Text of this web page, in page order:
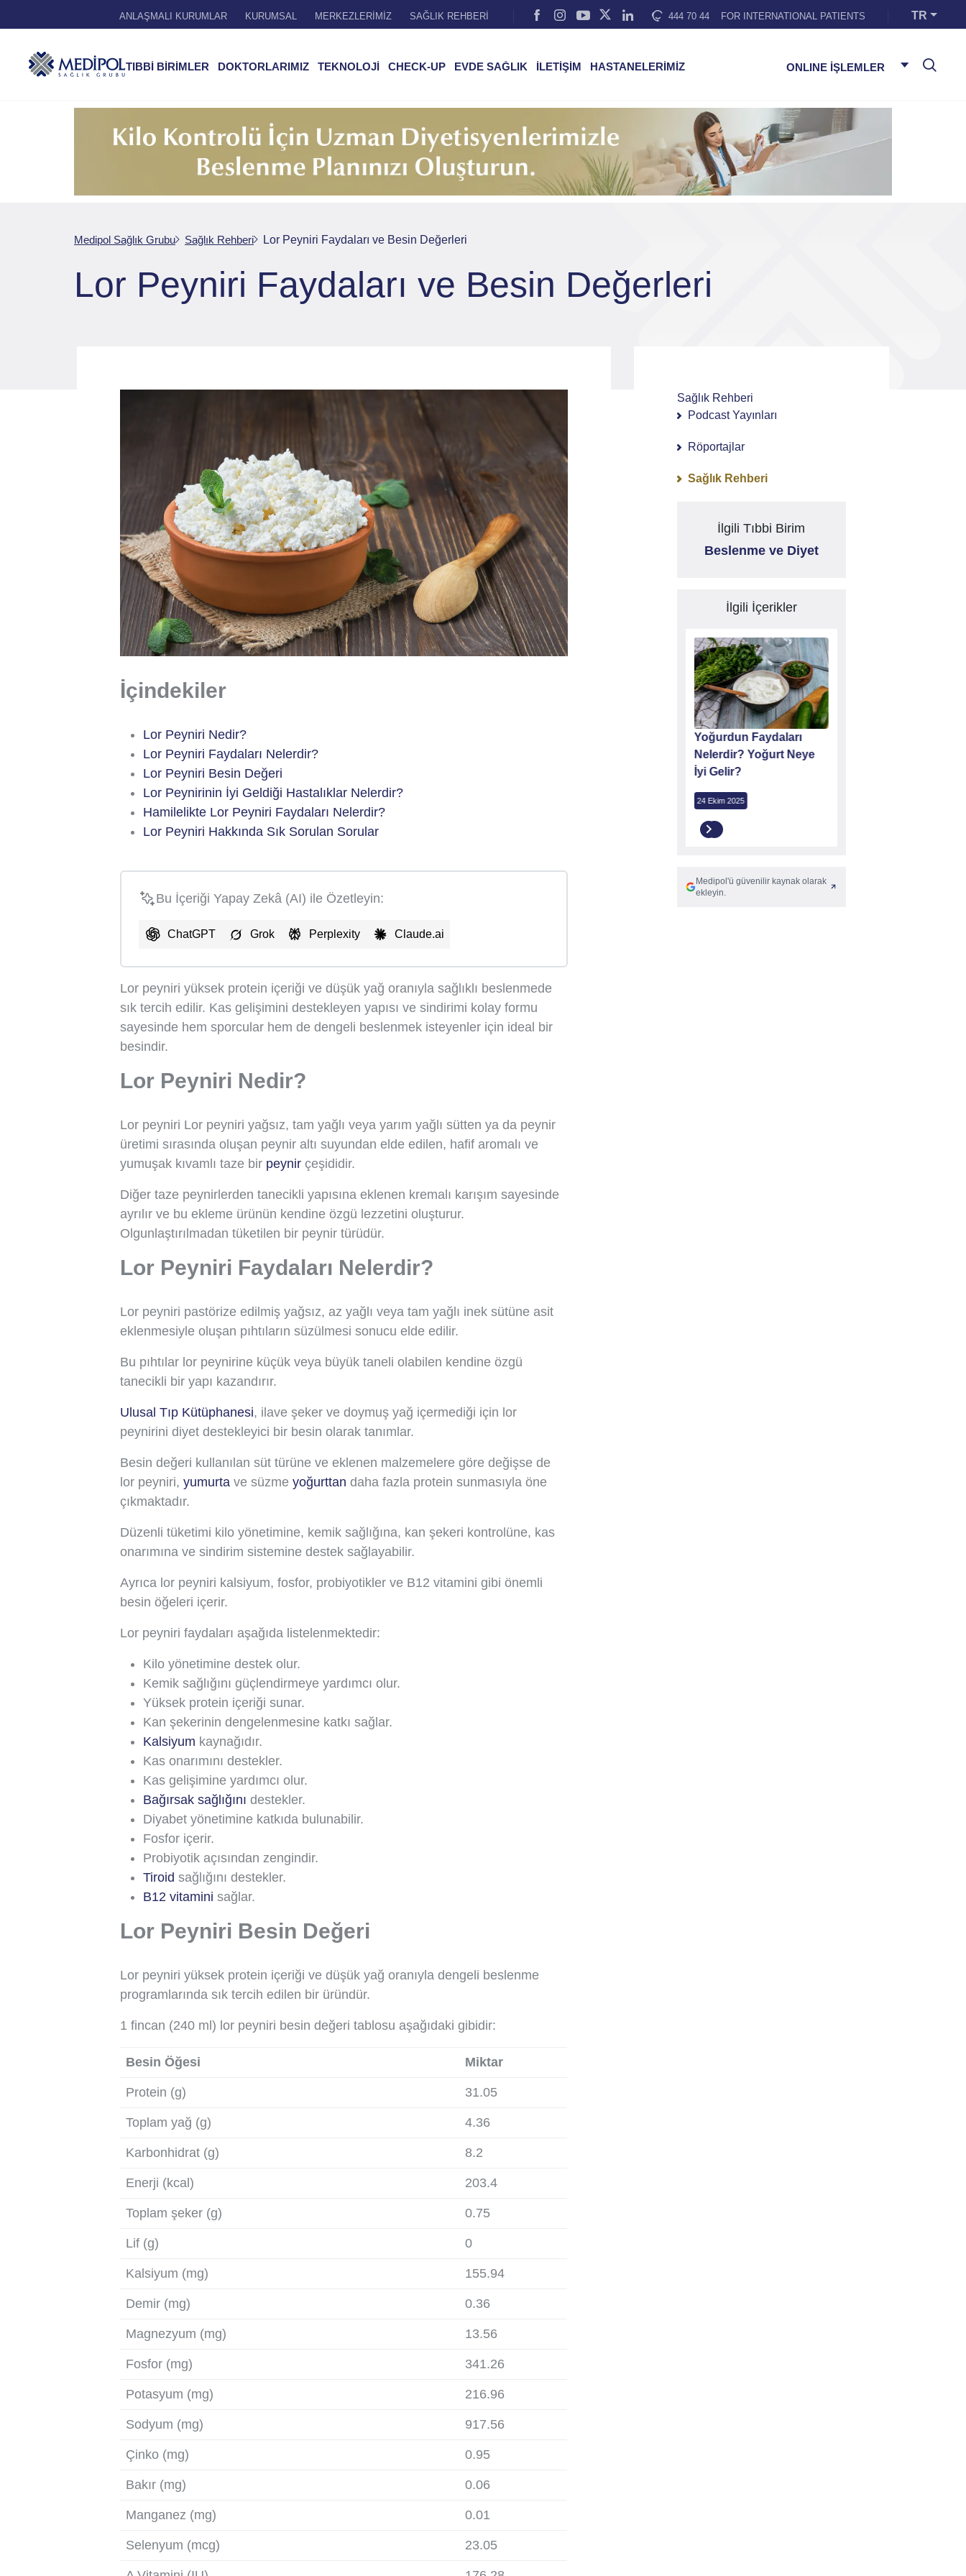
ANLAŞMALI KURUMLAR KURUMSAL MERKEZLERİMİZ SAĞLIK REHBERİ 444 70 44 FOR INTERNATIONAL PATIENTS TR
TIBBİ BİRİMLER DOKTORLARIMIZ TEKNOLOJİ CHECK-UP EVDE SAĞLIK İLETİŞİM HASTANELERİMİZ ONLINE İŞLEMLER
Medipol Sağlık Grubu Sağlık Rehberi Lor Peyniri Faydaları ve Besin Değerleri
Lor Peyniri Faydaları ve Besin Değerleri
İçindekiler
Lor Peyniri Nedir?
Lor Peyniri Faydaları Nelerdir?
Lor Peyniri Besin Değeri
Lor Peynirinin İyi Geldiği Hastalıklar Nelerdir?
Hamilelikte Lor Peyniri Faydaları Nelerdir?
Lor Peyniri Hakkında Sık Sorulan Sorular
Bu İçeriği Yapay Zekâ (AI) ile Özetleyin:
ChatGPT Grok Perplexity Claude.ai
Lor peyniri yüksek protein içeriği ve düşük yağ oranıyla sağlıklı beslenmede
sık tercih edilir. Kas gelişimini destekleyen yapısı ve sindirimi kolay formu
sayesinde hem sporcular hem de dengeli beslenmek isteyenler için ideal bir
besindir.
Lor Peyniri Nedir?
Lor peyniri Lor peyniri yağsız, tam yağlı veya yarım yağlı sütten ya da peynir
üretimi sırasında oluşan peynir altı suyundan elde edilen, hafif aromalı ve
yumuşak kıvamlı taze bir peynir çeşididir.
Diğer taze peynirlerden tanecikli yapısına eklenen kremalı karışım sayesinde
ayrılır ve bu ekleme ürünün kendine özgü lezzetini oluşturur.
Olgunlaştırılmadan tüketilen bir peynir türüdür.
Lor Peyniri Faydaları Nelerdir?
Lor peyniri pastörize edilmiş yağsız, az yağlı veya tam yağlı inek sütüne asit
eklenmesiyle oluşan pıhtıların süzülmesi sonucu elde edilir.
Bu pıhtılar lor peynirine küçük veya büyük taneli olabilen kendine özgü
tanecikli bir yapı kazandırır.
Ulusal Tıp Kütüphanesi, ilave şeker ve doymuş yağ içermediği için lor
peynirini diyet destekleyici bir besin olarak tanımlar.
Besin değeri kullanılan süt türüne ve eklenen malzemelere göre değişse de
lor peyniri, yumurta ve süzme yoğurttan daha fazla protein sunmasıyla öne
çıkmaktadır.
Düzenli tüketimi kilo yönetimine, kemik sağlığına, kan şekeri kontrolüne, kas
onarımına ve sindirim sistemine destek sağlayabilir.
Ayrıca lor peyniri kalsiyum, fosfor, probiyotikler ve B12 vitamini gibi önemli
besin öğeleri içerir.
Lor peyniri faydaları aşağıda listelenmektedir:
Kilo yönetimine destek olur.
Kemik sağlığını güçlendirmeye yardımcı olur.
Yüksek protein içeriği sunar.
Kan şekerinin dengelenmesine katkı sağlar.
Kalsiyum kaynağıdır.
Kas onarımını destekler.
Kas gelişimine yardımcı olur.
Bağırsak sağlığını destekler.
Diyabet yönetimine katkıda bulunabilir.
Fosfor içerir.
Probiyotik açısından zengindir.
Tiroid sağlığını destekler.
B12 vitamini sağlar.
Lor Peyniri Besin Değeri
Lor peyniri yüksek protein içeriği ve düşük yağ oranıyla dengeli beslenme
programlarında sık tercih edilen bir üründür.
1 fincan (240 ml) lor peyniri besin değeri tablosu aşağıdaki gibidir:
Besin Öğesi Miktar
Protein (g) 31.05
Toplam yağ (g) 4.36
Karbonhidrat (g) 8.2
Enerji (kcal) 203.4
Toplam şeker (g) 0.75
Lif (g) 0
Kalsiyum (mg) 155.94
Demir (mg) 0.36
Magnezyum (mg) 13.56
Fosfor (mg) 341.26
Potasyum (mg) 216.96
Sodyum (mg) 917.56
Çinko (mg) 0.95
Bakır (mg) 0.06
Manganez (mg) 0.01
Selenyum (mcg) 23.05
Sağlık Rehberi
Podcast Yayınları
Röportajlar
Sağlık Rehberi
İlgili Tıbbi Birim
Beslenme ve Diyet
İlgili İçerikler
Yoğurdun Faydaları
Nelerdir? Yoğurt Neye
İyi Gelir?
24 Ekim 2025
Medipol'ü güvenilir kaynak olarak
ekleyin.